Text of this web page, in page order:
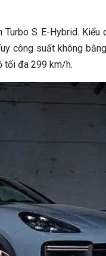
S E-Hybrid.
công suất không
tối đa 299 km/h.